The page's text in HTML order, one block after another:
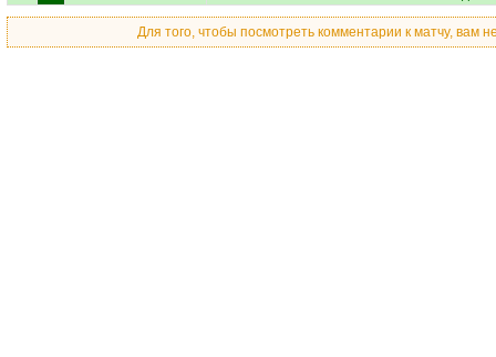
Для того, чтобы посмотреть комментарии к матчу, вам